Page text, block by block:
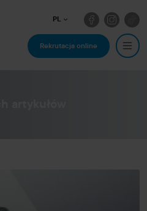
PL
Rekrutacja online